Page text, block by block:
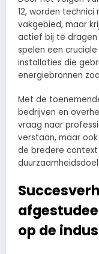
12, worden
vakgebied, maar
actief bij te dragen
spelen een
installaties die
energiebronnen
Met de
bedrijven en
vraag naar
verstaan, maar
de bredere
op de